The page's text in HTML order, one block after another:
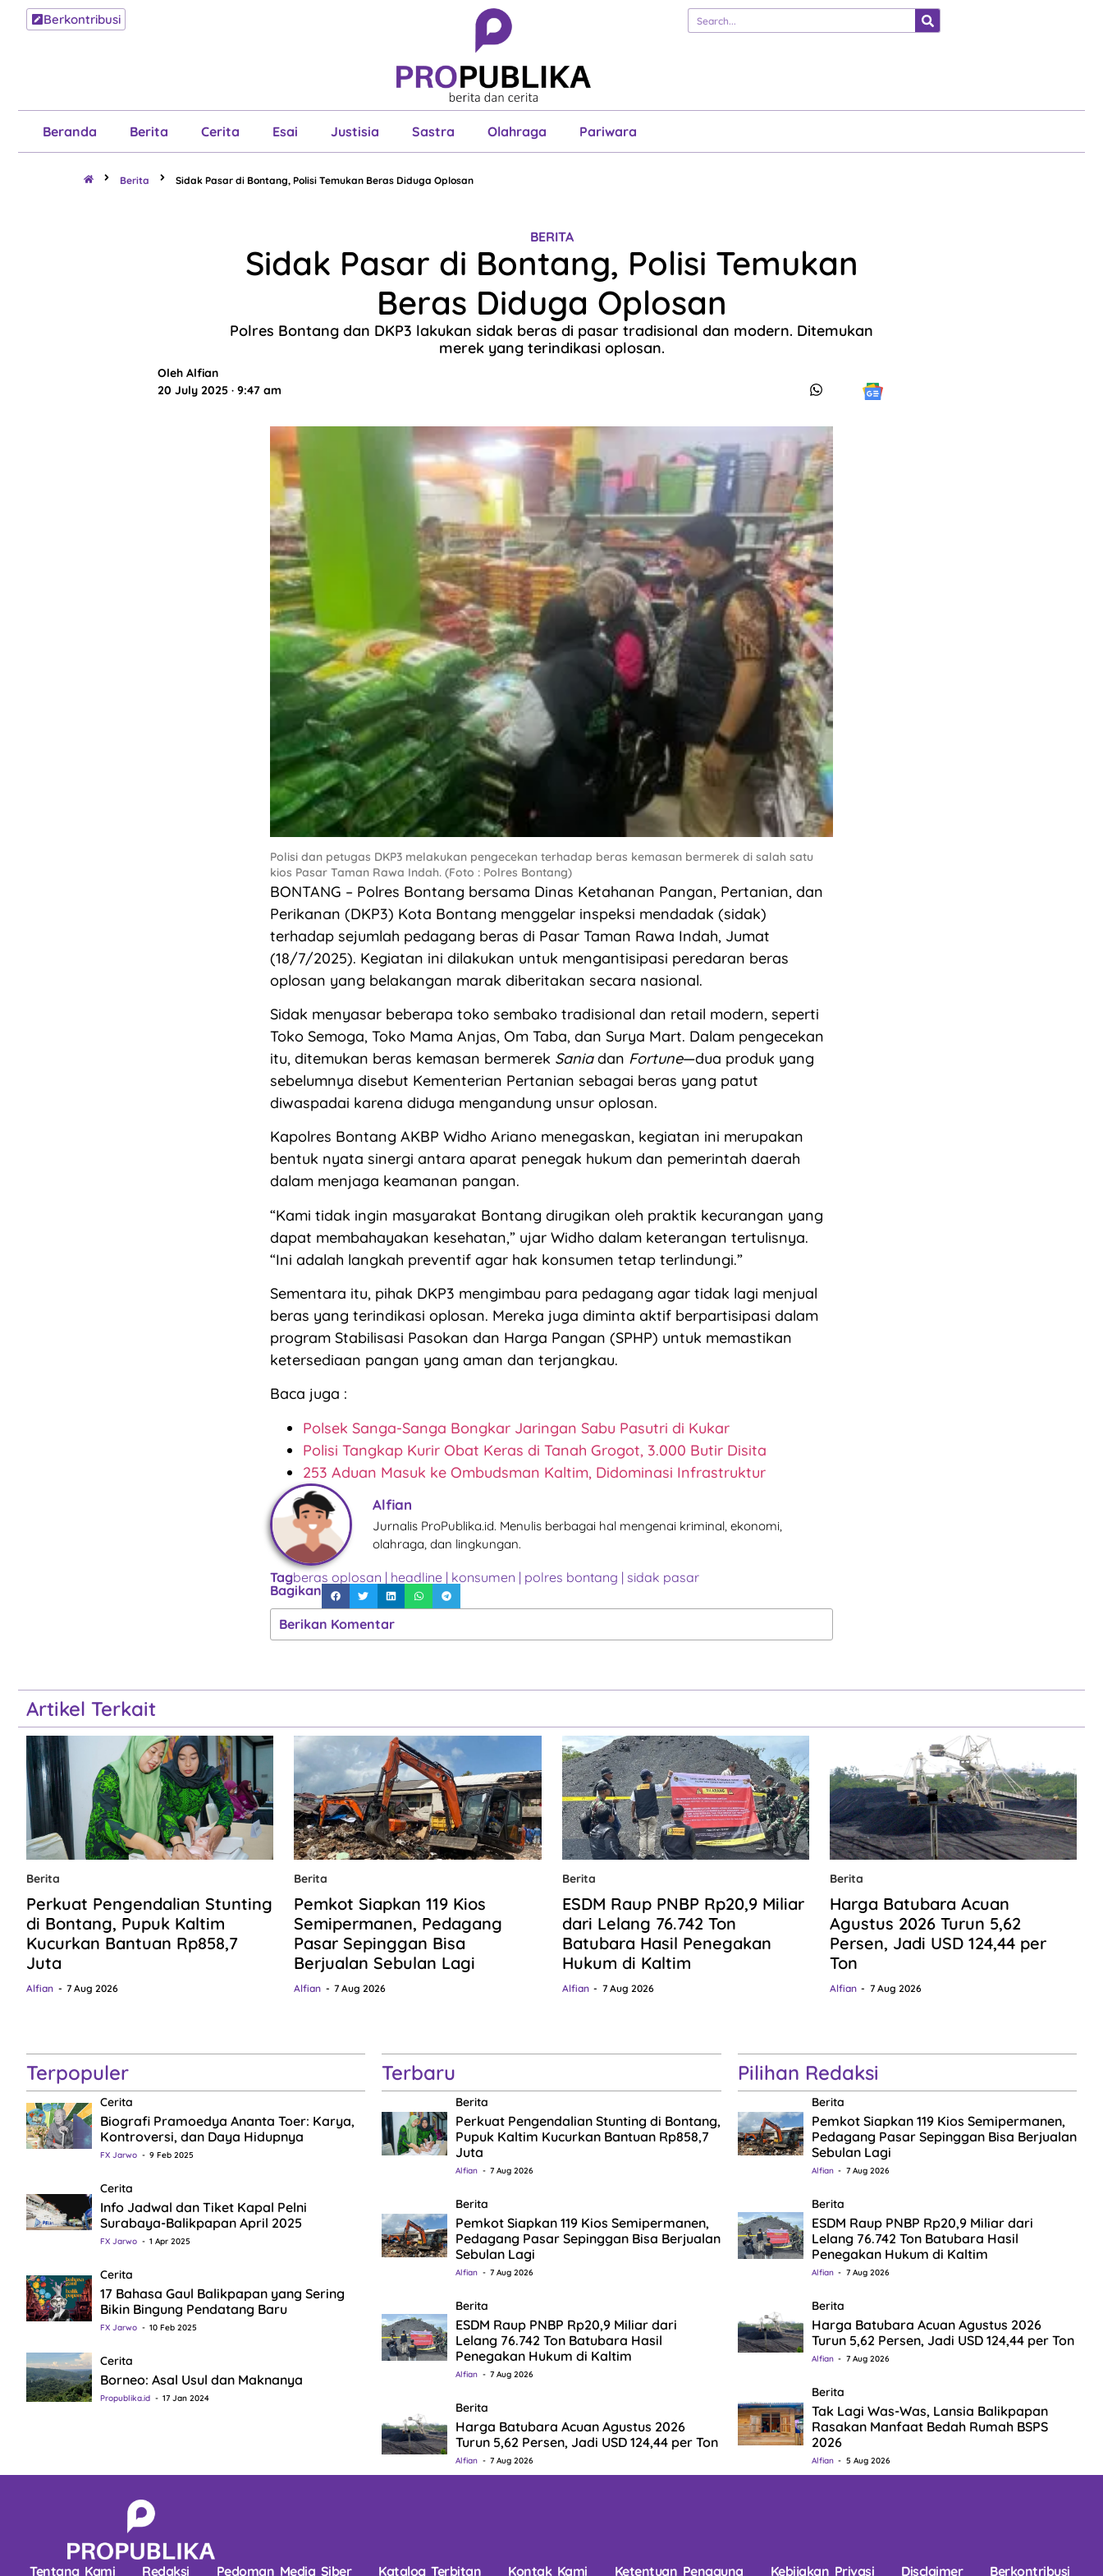
Berkontribusi
Beranda Berita Cerita Esai Justisia Sastra Olahraga Pariwara
Berita Cerita Esai Justisia
Pariwara
Berita Sidak Pasar di Bontang, Polisi Temukan Beras Diduga Oplosan
BERITA
Sidak Pasar di Bontang, Polisi Temukan
Beras Diduga Oplosan
Polres Bontang dan DKP3 lakukan sidak beras di pasar tradisional dan modern. Ditemukan
merek yang terindikasi oplosan.
Oleh Alfian
20 July 2025 · 9:47 am
Polisi dan petugas DKP3 melakukan pengecekan terhadap beras kemasan bermerek di salah satu
kios Pasar Taman Rawa Indah. (Foto : Polres Bontang)
BONTANG – Polres Bontang bersama Dinas Ketahanan Pangan, Pertanian, dan
Perikanan (DKP3) Kota Bontang menggelar inspeksi mendadak (sidak)
terhadap sejumlah pedagang beras di Pasar Taman Rawa Indah, Jumat
(18/7/2025). Kegiatan ini dilakukan untuk mengantisipasi peredaran beras
oplosan yang belakangan marak diberitakan secara nasional.
Sidak menyasar beberapa toko sembako tradisional dan retail modern, seperti
Toko Semoga, Toko Mama Anjas, Om Taba, dan Surya Mart. Dalam pengecekan
itu, ditemukan beras kemasan bermerek Saniadan Fortune—dua produk yang
sebelumnya disebut Kementerian Pertanian sebagai beras yang patut
diwaspadai karena diduga mengandung unsur oplosan.
Kapolres Bontang AKBP Widho Ariano menegaskan, kegiatan ini merupakan
bentuk nyata sinergi antara aparat penegak hukum dan pemerintah daerah
dalam menjaga keamanan pangan.
“Kami tidak ingin masyarakat Bontang dirugikan oleh praktik kecurangan yang
dapat membahayakan kesehatan,” ujar Widho dalam keterangan tertulisnya.
“Ini adalah langkah preventif agar hak konsumen tetap terlindungi.”
Sementara itu, pihak DKP3 mengimbau para pedagang agar tidak lagi menjual
beras yang terindikasi oplosan. Mereka juga diminta aktif berpartisipasi dalam
program Stabilisasi Pasokan dan Harga Pangan (SPHP) untuk memastikan
ketersediaan pangan yang aman dan terjangkau.
Baca juga :
Polsek Sanga-Sanga Bongkar Jaringan Sabu Pasutri di Kukar
Polisi Tangkap Kurir Obat Keras di Tanah Grogot, 3.000 Butir Disita
253 Aduan Masuk ke Ombudsman Kaltim, Didominasi Infrastruktur
Alfian
Jurnalis ProPublika.id. Menulis berbagai hal mengenai kriminal, ekonomi,
olahraga, dan lingkungan.
Tagberas oplosan | headline | konsumen | polres bontang | sidak pasar
Bagikan
Berikan Komentar
Artikel Terkait
Berita
Perkuat Pengendalian Stunting
di Bontang, Pupuk Kaltim
Kucurkan Bantuan Rp858,7
Juta
Alfian 7 Aug 2026
Berita
Pemkot Siapkan 119 Kios
Semipermanen, Pedagang
Pasar Sepinggan Bisa
Berjualan Sebulan Lagi
Alfian 7 Aug 2026
Berita
ESDM Raup PNBP Rp20,9 Miliar
dari Lelang 76.742 Ton
Batubara Hasil Penegakan
Hukum di Kaltim
Alfian 7 Aug 2026
Berita
Harga Batubara Acuan
Agustus 2026 Turun 5,62
Persen, Jadi USD 124,44 per
Ton
Alfian 7 Aug 2026
Terpopuler
Cerita
Biografi Pramoedya Ananta Toer: Karya,
Kontroversi, dan Daya Hidupnya
FX Jarwo 9 Feb 2025
Cerita
Info Jadwal dan Tiket Kapal Pelni
Surabaya-Balikpapan April 2025
FX Jarwo 1 Apr 2025
Cerita
17 Bahasa Gaul Balikpapan yang Sering
Bikin Bingung Pendatang Baru
FX Jarwo 10 Feb 2025
Cerita
Borneo: Asal Usul dan Maknanya
Propublika.id 17 Jan 2024
Terbaru
Berita
Perkuat Pengendalian Stunting di Bontang,
Pupuk Kaltim Kucurkan Bantuan Rp858,7
Juta
Alfian 7 Aug 2026
Berita
Pemkot Siapkan 119 Kios Semipermanen,
Pedagang Pasar Sepinggan Bisa Berjualan
Sebulan Lagi
Alfian 7 Aug 2026
Berita
ESDM Raup PNBP Rp20,9 Miliar dari
Lelang 76.742 Ton Batubara Hasil
Penegakan Hukum di Kaltim
Alfian 7 Aug 2026
Berita
Harga Batubara Acuan Agustus 2026
Turun 5,62 Persen, Jadi USD 124,44 per Ton
Alfian 7 Aug 2026
Pilihan Redaksi
Berita
Pemkot Siapkan 119 Kios Semipermanen,
Pedagang Pasar Sepinggan Bisa Berjualan
Sebulan Lagi
Alfian 7 Aug 2026
Berita
ESDM Raup PNBP Rp20,9 Miliar dari
Lelang 76.742 Ton Batubara Hasil
Penegakan Hukum di Kaltim
Alfian 7 Aug 2026
Berita
Harga Batubara Acuan Agustus 2026
Turun 5,62 Persen, Jadi USD 124,44 per Ton
Alfian 7 Aug 2026
Berita
Tak Lagi Was-Was, Lansia Balikpapan
Rasakan Manfaat Bedah Rumah BSPS
2026
Alfian 5 Aug 2026
Tentang Kami Redaksi Pedoman Media Siber Katalog Terbitan Kontak Kami Ketentuan Pengguna Kebijakan Privasi Disclaimer Berkontribusi